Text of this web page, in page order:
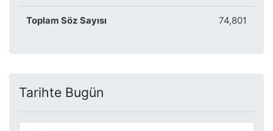
Toplam Söz Sayısı 74,801
Tarihte Bugün